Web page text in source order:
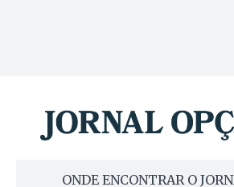
ONDE ENCONTRAR O